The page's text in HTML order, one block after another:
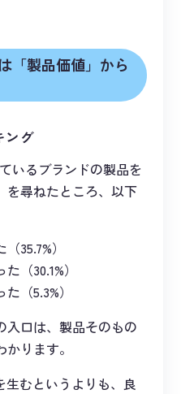
「製品価値」から
ング
いるブランドの製品を
を尋ねたところ、以下
35.7%）
（30.1%）
（5.3%）
入口は、製品そのもの
ります。
生むというよりも、良